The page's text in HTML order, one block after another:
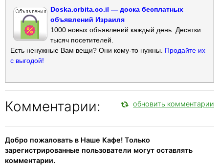
Doska.orbita.co.il — доска бесплатных
объявлений Израиля
1000 новых объявлений каждый день. Десятки
тысяч посетителей.
Есть ненужные Вам вещи? Они кому-то нужны. Продайте их
с выгодой!
Комментарии: обновить комментарии
Добро пожаловать в Наше Кафе! Только
зарегистрированные пользователи могут оставлять
комментарии.